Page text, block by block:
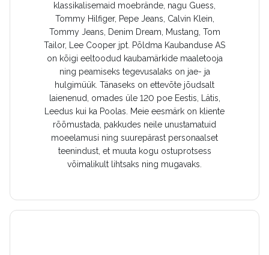
klassikalisemaid moebrände, nagu Guess,
Tommy Hilfiger, Pepe Jeans, Calvin Klein,
Tommy Jeans, Denim Dream, Mustang, Tom
Tailor, Lee Cooper jpt. Põldma Kaubanduse AS
on kõigi eeltoodud kaubamärkide maaletooja
ning peamiseks tegevusalaks on jae- ja
hulgimüük. Tänaseks on ettevõte jõudsalt
laienenud, omades üle 120 poe Eestis, Lätis,
Leedus kui ka Poolas. Meie eesmärk on kliente
rõõmustada, pakkudes neile unustamatuid
moeelamusi ning suurepärast personaalset
teenindust, et muuta kogu ostuprotsess
võimalikult lihtsaks ning mugavaks.